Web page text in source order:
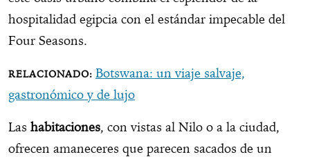
hospitalidad egipcia con el estándar impecable del
Four Seasons.
Botswana: un viaje salvaje,
gastronómico y de lujo
Las habitaciones, con vistas al Nilo o a la ciudad,
ofrecen amaneceres que parecen sacados de un